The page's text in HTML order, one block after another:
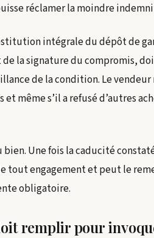
réclamer la moindre
intégrale du dépôt de
la signature du compromis,
de la condition. Le vendeur
même s’il a refusé d’autres
Une fois la caducité
tout engagement et peut le
obligatoire.
remplir pour